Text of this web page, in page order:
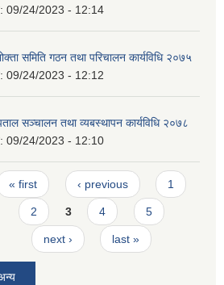
09/24/2023 - 12:14
समिति गठन तथा परिचालन कार्यविधि २०७५
09/24/2023 - 12:12
सञ्चालन तथा व्यबस्थापन कार्यविधि २०७८
09/24/2023 - 12:10
« first ‹ previous 1
2 3 4 5
next › last »